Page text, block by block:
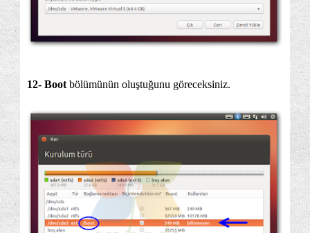
12- Boot bölümünün oluştuğunu göreceksiniz.